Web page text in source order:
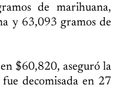
de marihuana,
y 63,093 gramos de
$60,820, aseguró la
decomisada en 27